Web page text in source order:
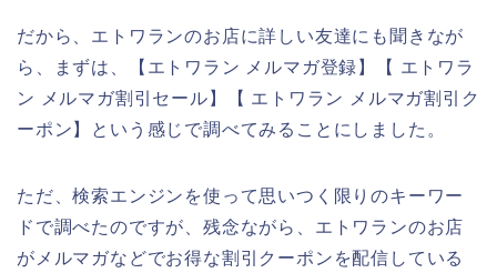
だから、エトワランのお店に詳しい友達にも聞きなが
ら、まずは、【エトワラン メルマガ登録】【 エトワラ
ン メルマガ割引セール】【 エトワラン メルマガ割引ク
ーポン】という感じで調べてみることにしました。
ただ、検索エンジンを使って思いつく限りのキーワー
ドで調べたのですが、残念ながら、エトワランのお店
がメルマガなどでお得な割引クーポンを配信している